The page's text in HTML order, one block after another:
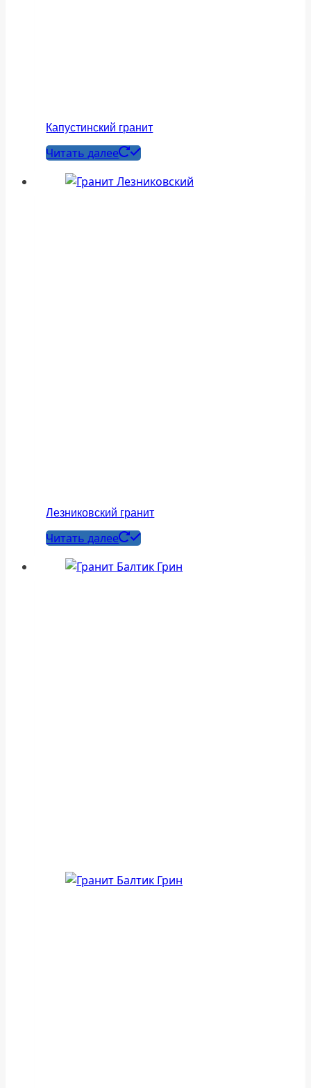
Капустинский гранит
Читать далее
Лезниковский гранит
Читать далее